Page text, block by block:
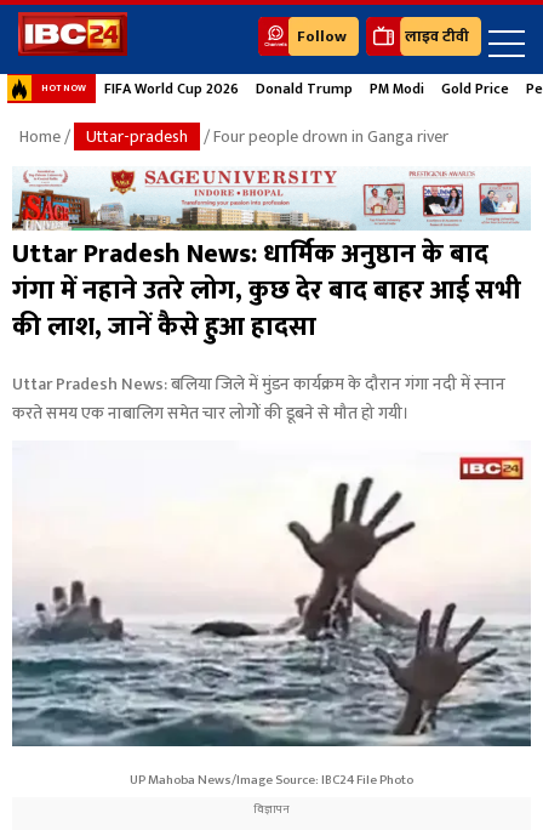
Follow लाइव टीवी
HOT NOW FIFA World Cup 2026 Donald Trump PM Modi Gold Price
Home/ Uttar-pradesh / Four people drown in Ganga river
Uttar Pradesh News: धार्मिक अनुष्ठान के बाद
गंगा में नहाने उतरे लोग, कुछ देर बाद बाहर आई सभी
की लाश, जानें कैसे हुआ हादसा
Uttar Pradesh News: बलिया जिले में मुंडन कार्यक्रम के दौरान गंगा नदी में स्नान
करते समय एक नाबालिग समेत चार लोगों की डूबने से मौत हो गयी।
UP Mahoba News/Image Source: IBC24 File Photo